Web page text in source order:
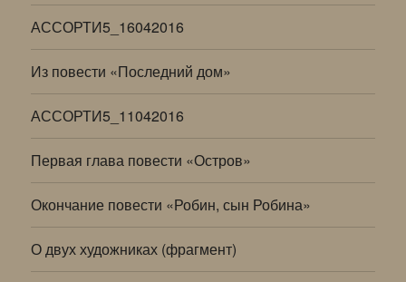
АССОРТИ5_16042016
Из повести «Последний дом»
АССОРТИ5_11042016
Первая глава повести «Остров»
Окончание повести «Робин, сын Робина»
О двух художниках (фрагмент)